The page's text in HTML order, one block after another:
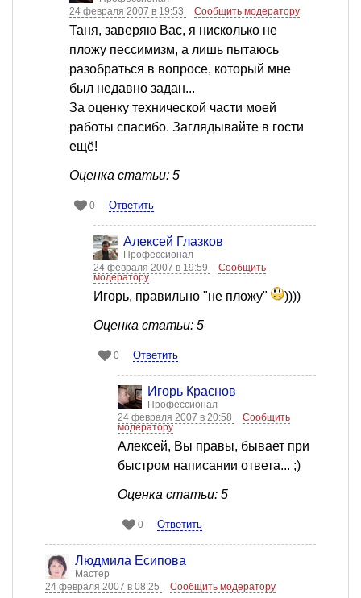
24 февраля 2007 в 19:53
Сообщить модератору
Таня, заверяю Вас, я нисколько не
пложу пессимизм, а лишь пытаюсь
разобраться в вопросе, который мне
был недавно задан...
За оценку технической части моей
работы спасибо. Заглядывайте в гости
ещё!
Оценка статьи: 5
0 Ответить
Алексей Глазков
Профессионал
24 февраля 2007 в 19:59
Сообщить
модератору
Игорь, правильно "не пложу" ))))
Оценка статьи: 5
0 Ответить
Игорь Краснов
Профессионал
24 февраля 2007 в 20:58
Сообщить
модератору
Алексей, Вы правы, бывает при
быстром написании ответа... ;)
Оценка статьи: 5
0 Ответить
Людмила Есипова
Мастер
24 февраля 2007 в 08:25
Сообщить модератору